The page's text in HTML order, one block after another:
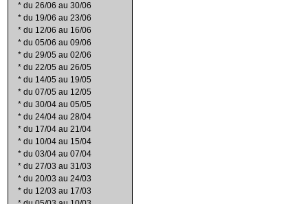
* du 26/06 au 30/06
* du 19/06 au 23/06
* du 12/06 au 16/06
* du 05/06 au 09/06
* du 29/05 au 02/06
* du 22/05 au 26/05
* du 14/05 au 19/05
* du 07/05 au 12/05
* du 30/04 au 05/05
* du 24/04 au 28/04
* du 17/04 au 21/04
* du 10/04 au 15/04
* du 03/04 au 07/04
* du 27/03 au 31/03
* du 20/03 au 24/03
* du 12/03 au 17/03